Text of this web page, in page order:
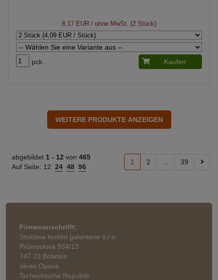
8,17 EUR / ohne MwSt. (2 Stück)
pck. Kaufen
abgebildet 1 - 12 von 465
Auf Seite: 12 24 48 96
1 2 39
Firmenanschrifft:
Stoklasa textilní galanterie s.r.o.
Průmyslová 934/13
747 23 Bolatice
okres Opava
Tschechische Republik